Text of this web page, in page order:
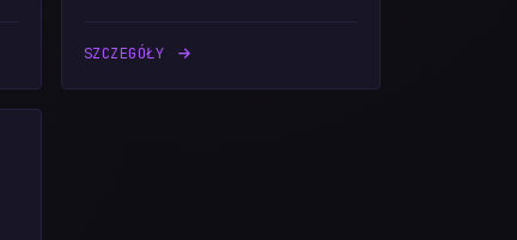
SZCZEGÓŁY